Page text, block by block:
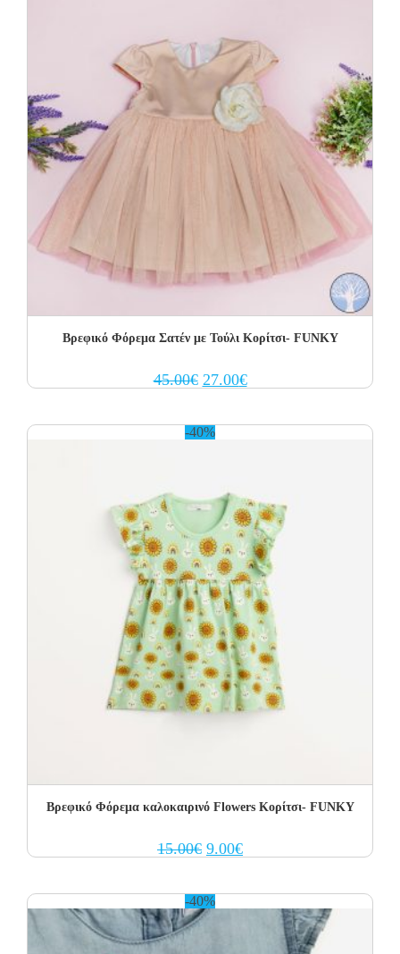
Βρεφικό Φόρεμα Σατέν με Τούλι Κορίτσι- FUNKY
45.00€ Original
price
27.00€Current
price
-40%
Βρεφικό Φόρεμα καλοκαιρινό Flowers Κορίτσι- FUNKY
15.00€ Original
price
9.00€Current
price
-40%